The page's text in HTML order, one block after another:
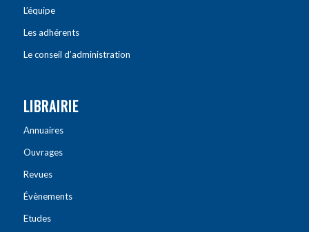
L’équipe
Les adhérents
Le conseil d’administration
LIBRAIRIE
Annuaires
Ouvrages
Revues
Évènements
Etudes